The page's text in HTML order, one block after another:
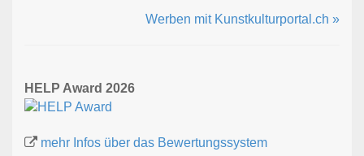
Werben mit Kunstkulturportal.ch »
HELP Award 2026
mehr Infos über das Bewertungssystem